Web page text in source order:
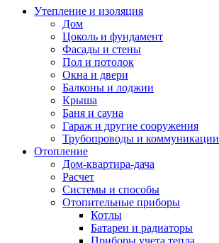
Утепление и изоляция
Дом
Цоколь и фундамент
Фасады и стены
Пол и потолок
Окна и двери
Балконы и лоджии
Крыша
Баня и сауна
Гараж и другие сооружения
Трубопроводы и коммуникации
Отопление
Дом-квартира-дача
Расчет
Системы и способы
Отопительные приборы
Котлы
Батареи и радиаторы
Приборы учета тепла